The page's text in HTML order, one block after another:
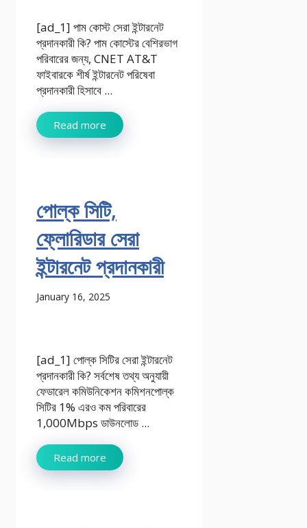
[ad_1] পাম কোস্ট সেরা ইন্টারনেট
প্রদানকারী কি? পাম কোস্টের বেশিরভাগ
পরিবারের জন্য, CNET AT&T
ফাইবারকে শীর্ষ ইন্টারনেট পরিষেবা
প্রদানকারী হিসাবে ...
Read more
পোল্ক সিটি,
ফ্লোরিডার সেরা
ইন্টারনেট প্রদানকারী
January 16, 2025
[ad_1] পোল্ক সিটির সেরা ইন্টারনেট
প্রদানকারী কি? সর্বশেষ তথ্য অনুযায়ী
ফেডারেল কমিউনিকেশন কমিশনপোল্ক
সিটির 1% এরও কম পরিবারের
1,000Mbps ডাউনলোড ...
Read more